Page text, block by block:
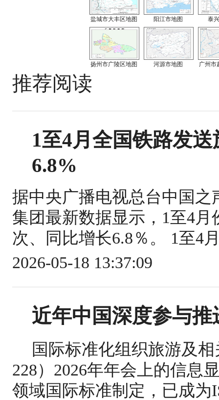
盐城市大丰区地图 阳江市地图 泰
扬州市广陵区地图 河源市地图 广州市
推荐阅读
1至4月全国铁路发
6.8%
据中央广播电视总台中国
集团最新数据显示，1至4月
次、同比增长6.8％。 1至4
2026-05-18 13:37:09
近年中国深度参与
国际标准化组织旅游及
228）2026年年会上的信息
领域国际标准制定，已成为